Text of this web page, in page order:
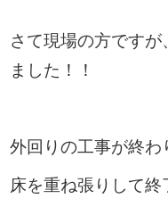
さて現場の方です
ました！！
外回りの工事が終
床を重ね張りして終